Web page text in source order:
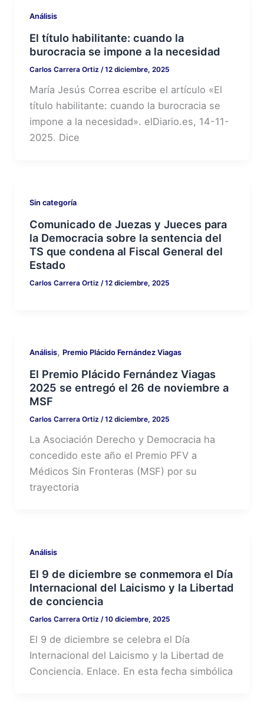
Análisis
El título habilitante: cuando la
burocracia se impone a la necesidad
Carlos Carrera Ortiz /12 diciembre, 2025
María Jesús Correa escribe el artículo «El
título habilitante: cuando la burocracia se
impone a la necesidad». elDiario.es, 14-11-
2025. Dice
Sin categoría
Comunicado de Juezas y Jueces para
la Democracia sobre la sentencia del
TS que condena al Fiscal General del
Estado
Carlos Carrera Ortiz /12 diciembre, 2025
Análisis, Premio Plácido Fernández Viagas
El Premio Plácido Fernández Viagas
2025 se entregó el 26 de noviembre a
MSF
Carlos Carrera Ortiz /12 diciembre, 2025
La Asociación Derecho y Democracia ha
concedido este año el Premio PFV a
Médicos Sin Fronteras (MSF) por su
trayectoria
Análisis
El 9 de diciembre se conmemora el Día
Internacional del Laicismo y la Libertad
de conciencia
Carlos Carrera Ortiz /10 diciembre, 2025
El 9 de diciembre se celebra el Día
Internacional del Laicismo y la Libertad de
Conciencia. Enlace. En esta fecha simbólica